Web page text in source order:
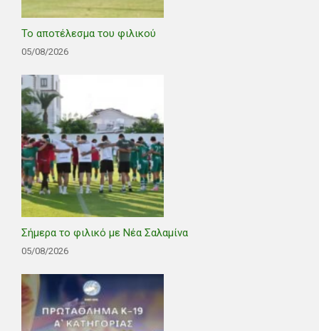
Το αποτέλεσμα του φιλικού
05/08/2026
Σήμερα το φιλικό με Νέα Σαλαμίνα
05/08/2026